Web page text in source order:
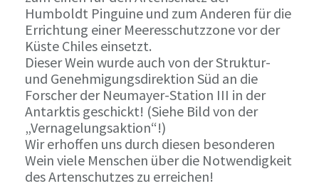
Humboldt Pinguine und zum Anderen für die
Errichtung einer Meeresschutzzone vor der
Küste Chiles einsetzt.
Dieser Wein wurde auch von der Struktur-
und Genehmigungsdirektion Süd an die
Forscher der Neumayer-Station III in der
Antarktis geschickt! (Siehe Bild von der
„Vernagelungsaktion“!)
Wir erhoffen uns durch diesen besonderen
Wein viele Menschen über die Notwendigkeit
des Artenschutzes zu erreichen!